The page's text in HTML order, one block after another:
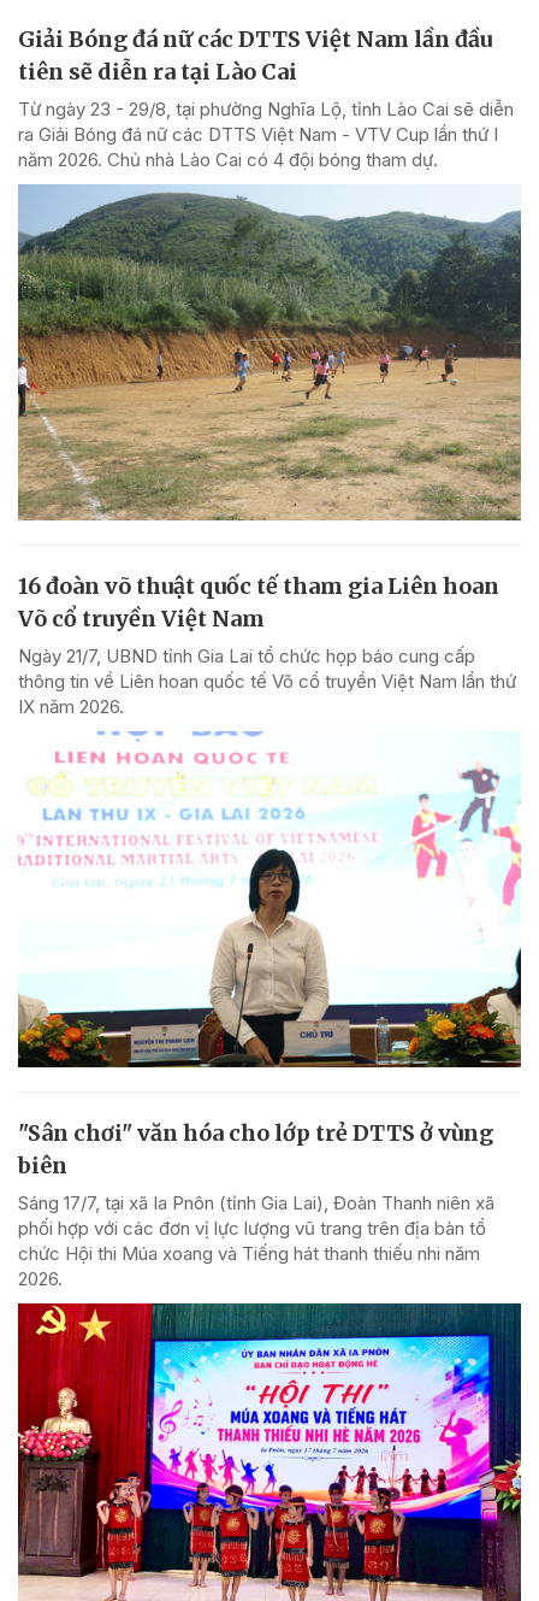
Giải Bóng đá nữ các DTTS Việt Nam lần đầu
tiên sẽ diễn ra tại Lào Cai
Từ ngày 23 - 29/8, tại phường Nghĩa Lộ, tỉnh Lào Cai sẽ diễn
ra Giải Bóng đá nữ các DTTS Việt Nam - VTV Cup lần thứ I
năm 2026. Chủ nhà Lào Cai có 4 đội bóng tham dự.
16 đoàn võ thuật quốc tế tham gia Liên hoan
Võ cổ truyền Việt Nam
Ngày 21/7, UBND tỉnh Gia Lai tổ chức họp báo cung cấp
thông tin về Liên hoan quốc tế Võ cổ truyền Việt Nam lần thứ
IX năm 2026.
"Sân chơi" văn hóa cho lớp trẻ DTTS ở vùng
biên
Sáng 17/7, tại xã Ia Pnôn (tỉnh Gia Lai), Đoàn Thanh niên xã
phối hợp với các đơn vị lực lượng vũ trang trên địa bàn tổ
chức Hội thi Múa xoang và Tiếng hát thanh thiếu nhi năm
2026.